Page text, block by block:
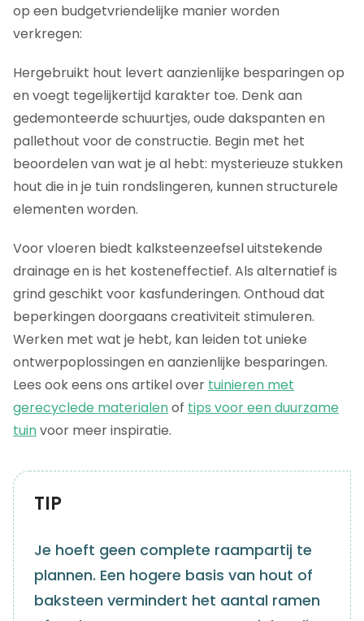
op een budgetvriendelijke manier worden
verkregen:
Hergebruikt hout levert aanzienlijke besparingen op
en voegt tegelijkertijd karakter toe. Denk aan
gedemonteerde schuurtjes, oude dakspanten en
pallethout voor de constructie. Begin met het
beoordelen van wat je al hebt: mysterieuze stukken
hout die in je tuin rondslingeren, kunnen structurele
elementen worden.
Voor vloeren biedt kalksteenzeefsel uitstekende
drainage en is het kosteneffectief. Als alternatief is
grind geschikt voor kasfunderingen. Onthoud dat
beperkingen doorgaans creativiteit stimuleren.
Werken met wat je hebt, kan leiden tot unieke
ontwerpoplossingen en aanzienlijke besparingen.
Lees ook eens ons artikel over tuinieren met
gerecyclede materialenof tips voor een duurzame
tuinvoor meer inspiratie.
TIP
Je hoeft geen complete raampartij te
plannen. Een hogere basis van hout of
baksteen vermindert het aantal ramen